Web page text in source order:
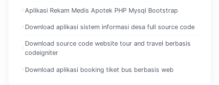
Aplikasi Rekam Medis Apotek PHP Mysql Bootstrap
Download aplikasi sistem informasi desa full source code
Download source code website tour and travel berbasis
codeigniter
Download aplikasi booking tiket bus berbasis web